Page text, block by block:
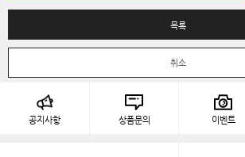
목록
취소
공지사항 상품문의 이벤트